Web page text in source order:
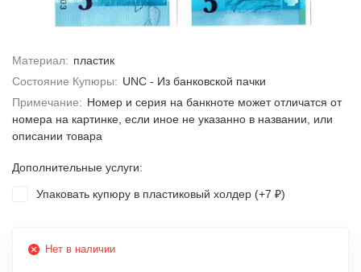
Материал: пластик
Состояние Купюры: UNC - Из банковской пачки
Примечание: Номер и серия на банкноте может отличатся от
номера на картинке, если иное не указанно в названии, или
описании товара
Дополнительные услуги:
Упаковать купюру в пластиковый холдер (+7 ₽)
Нет в наличии